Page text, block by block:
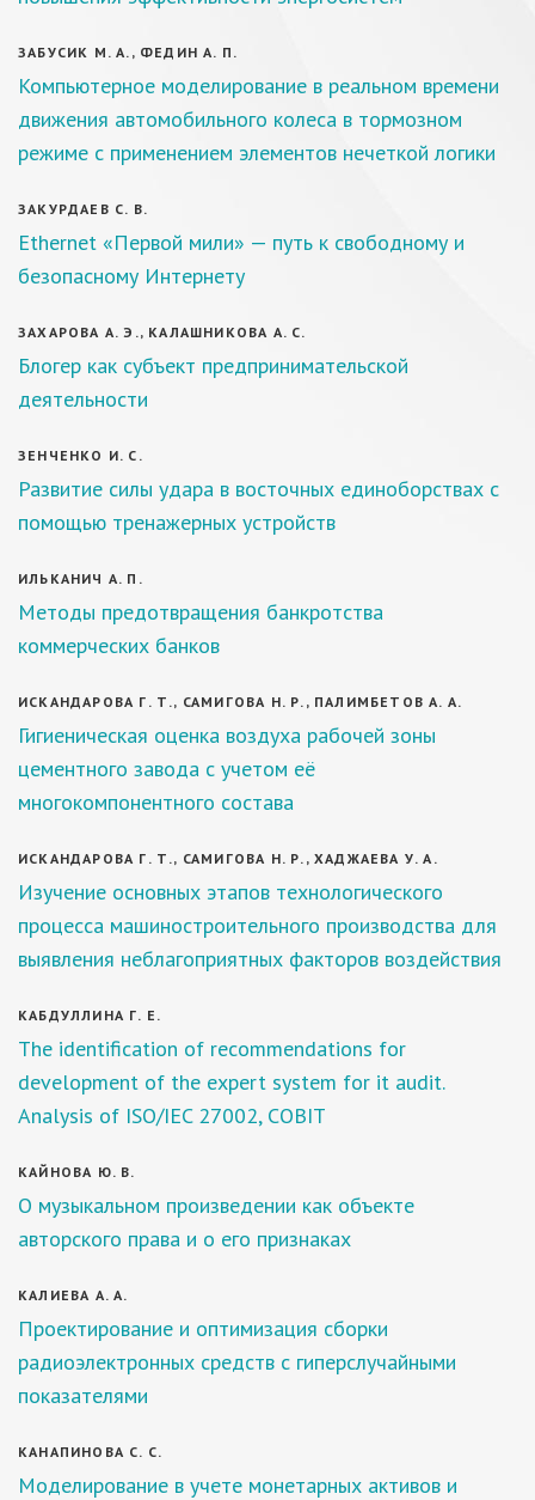
ЗАБУСИК М. А., ФЕДИН А. П.
Компьютерное моделирование в реальном времени
движения автомобильного колеса в тормозном
режиме с применением элементов нечеткой логики
ЗАКУРДАЕВ С. В.
Ethernet «Первой мили» — путь к свободному и
безопасному Интернету
ЗАХАРОВА А. Э., КАЛАШНИКОВА А. С.
Блогер как субъект предпринимательской
деятельности
ЗЕНЧЕНКО И. С.
Развитие силы удара в восточных единоборствах с
помощью тренажерных устройств
ИЛЬКАНИЧ А. П.
Методы предотвращения банкротства
коммерческих банков
ИСКАНДАРОВА Г. Т., САМИГОВА Н. Р., ПАЛИМБЕТОВ А. А.
Гигиеническая оценка воздуха рабочей зоны
цементного завода с учетом её
многокомпонентного состава
ИСКАНДАРОВА Г. Т., САМИГОВА Н. Р., ХАДЖАЕВА У. А.
Изучение основных этапов технологического
процесса машиностроительного производства для
выявления неблагоприятных факторов воздействия
КАБДУЛЛИНА Г. Е.
The identification of recommendations for
development of the expert system for it audit.
Analysis of ISO/IEC 27002, COBIT
КАЙНОВА Ю. В.
О музыкальном произведении как объекте
авторского права и о его признаках
КАЛИЕВА А. А.
Проектирование и оптимизация сборки
радиоэлектронных средств с гиперслучайными
показателями
КАНАПИНОВА С. С.
Моделирование в учете монетарных активов и